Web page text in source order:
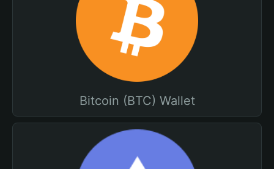
Bitcoin (BTC) Wallet